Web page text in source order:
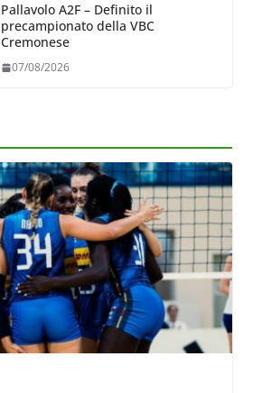
Pallavolo A2F – Definito il
precampionato della VBC
Cremonese
07/08/2026